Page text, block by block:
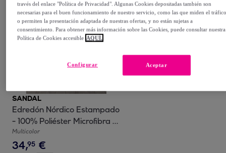
SANDAL
Edredón Nórdico Estampado
- 100% Poliéster Microfibra -
300 gr/m² con Tacto Pluma -
Nauek Linen
Multicolor
34,95 €
través del enlace "Política de Privacidad". Algunas Cookies depositadas también son
necesarias para el buen funcionamiento de nuestro servicio, como las que miden el
o permiten la presentación adaptada de nuestras ofertas, y no están sujetas a
consentimiento. Para obtener más información sobre las Cookies, puede consultar nuestra
Política de Cookies accesible AQUÍ.
Aceptar
Configurar